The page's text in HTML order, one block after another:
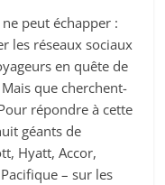
peut échapper :
les réseaux sociaux
en quête de
que cherchent-
répondre à cette
géants de
Hyatt, Accor,
– sur les